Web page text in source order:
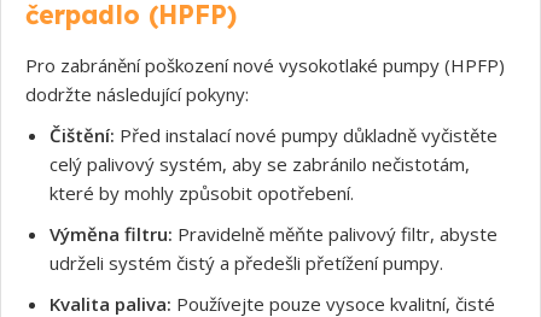
čerpadlo (HPFP)
Pro zabránění poškození nové vysokotlaké pumpy (HPFP)
dodržte následující pokyny:
Čištění: Před instalací nové pumpy důkladně vyčistěte
celý palivový systém, aby se zabránilo nečistotám,
které by mohly způsobit opotřebení.
Výměna filtru: Pravidelně měňte palivový filtr, abyste
udrželi systém čistý a předešli přetížení pumpy.
Kvalita paliva: Používejte pouze vysoce kvalitní, čisté
Souhlasím s GDPR